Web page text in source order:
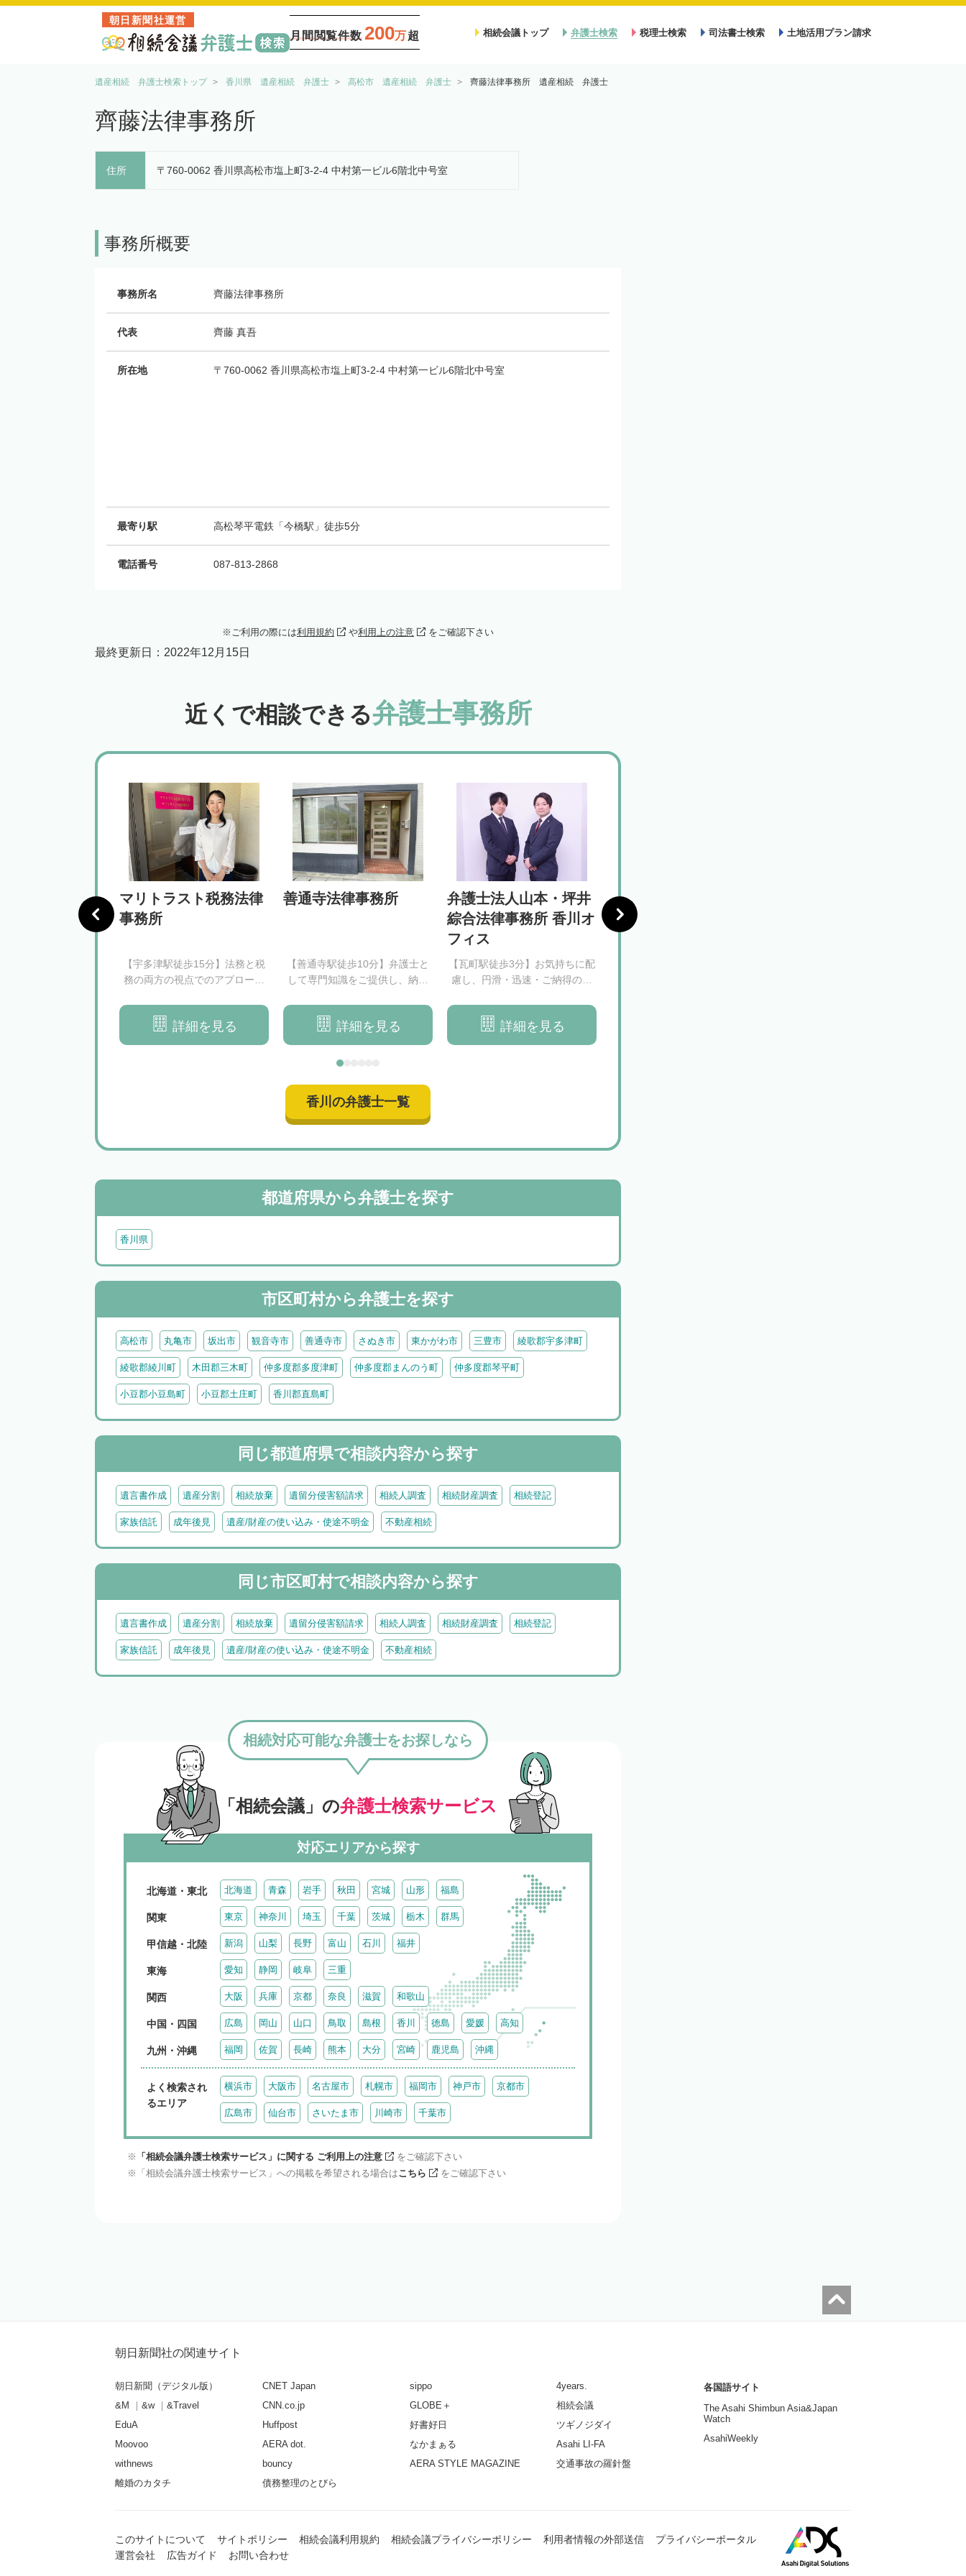
朝日新聞社運営
月間閲覧件数 200万超 相続会議トップ 弁護士検索 税理士検索 司法書士検索 土地活用プラン請求
遺産相続 弁護士検索トップ 香川県 遺産相続 弁護士 高松市 遺産相続 弁護士 齊藤法律事務所 遺産相続 弁護士
齊藤法律事務所
住所 〒760-0062 香川県高松市塩上町3-2-4 中村第一ビル6階北中号室
事務所概要
事務所名 齊藤法律事務所
代表 齊藤 真吾
所在地 〒760-0062 香川県高松市塩上町3-2-4 中村第一ビル6階北中号室
最寄り駅 高松琴平電鉄「今橋駅」徒歩5分
電話番号 087-813-2868
ご利用の際には利用規約 や利用上の注意 をご確認下さい
最終更新日： 2022年12月15日
近くで相談できる弁護士事務所
法律事務所
マリトラスト税務法律
事務所
【宇多津駅徒歩15分】法務と税
務の両方の視点でのアプローチ
詳細を見る
善通寺法律事務所
【善通寺駅徒歩10分】弁護士と
して専門知識をご提供し、納得
詳細を見る
弁護士法人山本・坪井
綜合法律事務所 香川オ
フィス
【瓦町駅徒歩3分】お気持ちに配
慮し、円滑・迅速・ご納得の相
詳細を見る
いろは法律事務所
香川の弁護士一覧
都道府県から弁護士を探す
香川県
市区町村から弁護士を探す
高松市 丸亀市 坂出市 観音寺市 善通寺市 さぬき市 東かがわ市 三豊市 綾歌郡宇多津町
綾歌郡綾川町 木田郡三木町 仲多度郡多度津町 仲多度郡まんのう町 仲多度郡琴平町
小豆郡小豆島町 小豆郡土庄町 香川郡直島町
同じ都道府県で相談内容から探す
遺言書作成 遺産分割 相続放棄 遺留分侵害額請求 相続人調査 相続財産調査 相続登記
家族信託 成年後見 遺産/財産の使い込み・使途不明金 不動産相続
同じ市区町村で相談内容から探す
遺言書作成 遺産分割 相続放棄 遺留分侵害額請求 相続人調査 相続財産調査 相続登記
家族信託 成年後見 遺産/財産の使い込み・使途不明金 不動産相続
「相続会議」の弁護士検索サービス
相続対応可能な弁護士をお探しなら
対応エリアから探す
北海道・東北 北海道 青森 岩手 秋田 宮城 山形 福島
関東 東京 神奈川 埼玉 千葉 茨城 栃木 群馬
甲信越・北陸 新潟 山梨 長野 富山 石川 福井
東海 愛知 静岡 岐阜 三重
関西 大阪 兵庫 京都 奈良 滋賀 和歌山
中国・四国 広島 岡山 山口 鳥取 島根 香川 徳島 愛媛 高知
九州・沖縄 福岡 佐賀 長崎 熊本 大分 宮崎 鹿児島 沖縄
よく検索され
るエリア
横浜市 大阪市 名古屋市 札幌市 福岡市 神戸市 京都市
広島市 仙台市 さいたま市 川崎市 千葉市
「相続会議弁護士検索サービス」に関する ご利用上の注意
をご確認下さい
「相続会議弁護士検索サービス」への掲載を希望される場合はこちら をご確認下さい
朝日新聞社の関連サイト
朝日新聞（デジタル版）
&M
&w
&Travel
EduA
Moovoo
withnews
離婚のカタチ
CNET Japan
CNN.co.jp
Huffpost
AERA dot.
bouncy
債務整理のとびら
sippo
GLOBE＋
好書好日
なかまぁる
AERA STYLE MAGAZINE
4years.
相続会議
ツギノジダイ
Asahi LI-FA
交通事故の羅針盤
各国語サイト
The Asahi Shimbun Asia&Japan
Watch
AsahiWeekly
このサイトについて サイトポリシー 相続会議利用規約 相続会議プライバシーポリシー 利用者情報の外部送信
プライバシーポータル
運営会社
広告ガイド お問い合わせ